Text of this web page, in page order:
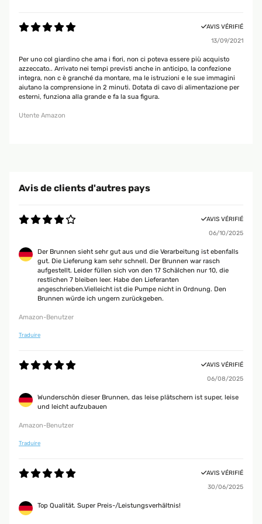
AVIS VÉRIFIÉ
13/09/2021
Per uno col giardino che ama i fiori, non ci poteva essere più acquisto
azzeccato.. Arrivato nei tempi previsti anche in anticipo, la confezione
integra, non c è granché da montare, ma le istruzioni e le sue immagini
aiutano la comprensione in 2 minuti. Dotata di cavo di alimentazione per
esterni, funziona alla grande e fa la sua figura.
Utente Amazon
Avis de clients d'autres pays
AVIS VÉRIFIÉ
06/10/2025
Der Brunnen sieht sehr gut aus und die Verarbeitung ist ebenfalls
gut. Die Lieferung kam sehr schnell. Der Brunnen war rasch
aufgestellt. Leider füllen sich von den 17 Schälchen nur 10, die
restlichen 7 bleiben leer. Habe den Lieferanten
angeschrieben.Vielleicht ist die Pumpe nicht in Ordnung. Den
Brunnen würde ich ungern zurückgeben.
Amazon-Benutzer
Traduire
AVIS VÉRIFIÉ
06/08/2025
Wunderschön dieser Brunnen, das leise plätschern ist super, leise
und leicht aufzubauen
Amazon-Benutzer
Traduire
AVIS VÉRIFIÉ
30/06/2025
Top Qualität. Super Preis-/Leistungsverhältnis!